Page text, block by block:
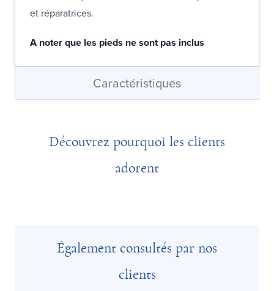
et réparatrices.
A noter que les pieds ne sont pas inclus
Caractéristiques
Découvrez pourquoi les clients
adorent
Également consultés par nos
clients